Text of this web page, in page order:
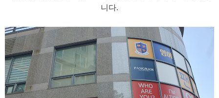
니다.